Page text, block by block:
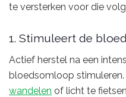
te versterken voor die
1. Stimuleert de
Actief herstel na een
bloedsomloop
wandelen of licht te